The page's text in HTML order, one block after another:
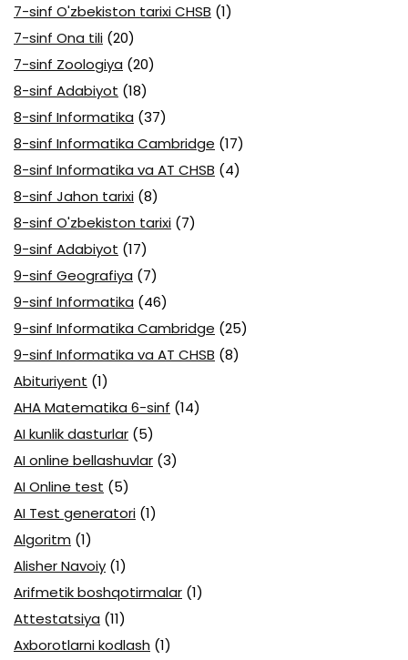
7-sinf O'zbekiston tarixi CHSB (1)
7-sinf Ona tili (20)
7-sinf Zoologiya (20)
8-sinf Adabiyot (18)
8-sinf Informatika (37)
8-sinf Informatika Cambridge (17)
8-sinf Informatika va AT CHSB (4)
8-sinf Jahon tarixi (8)
8-sinf O'zbekiston tarixi (7)
9-sinf Adabiyot (17)
9-sinf Geografiya (7)
9-sinf Informatika (46)
9-sinf Informatika Cambridge (25)
9-sinf Informatika va AT CHSB (8)
Abituriyent (1)
AHA Matematika 6-sinf (14)
AI kunlik dasturlar (5)
AI online bellashuvlar (3)
AI Online test (5)
AI Test generatori (1)
Algoritm (1)
Alisher Navoiy (1)
Arifmetik boshqotirmalar (1)
Attestatsiya (11)
Axborotlarni kodlash (1)